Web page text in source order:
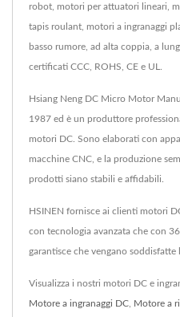
robot, motori per attuatori lineari,
tapis roulant, motori a ingranaggi
basso rumore, ad alta coppia, a
certificati CCC, ROHS, CE e UL.
Hsiang Neng DC Micro Motor
1987 ed è un produttore
motori DC. Sono elaborati con
macchine CNC, e la produzione
prodotti siano stabili e affidabili.
HSINEN fornisce ai clienti motori
con tecnologia avanzata che con
garantisce che vengano soddisfatte
Visualizza i nostri motori DC e
Motore a ingranaggi DC Motore a